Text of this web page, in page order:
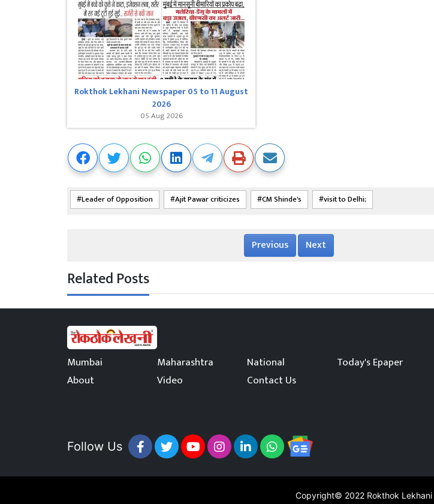
Rokthok Lekhani Newspaper 05 to 11 August
2026
05 Aug 2026
Leader of Opposition Ajit Pawar criticizes CM Shinde's visit to Delhi;
Previous Next
Related Posts
Mumbai Maharashtra National
Today's Epaper
About
Video Contact Us
Copyright© 2022 Rokthok Lekhani